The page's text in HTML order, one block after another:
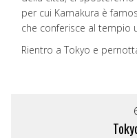
per cui Kamakura è
che conferisce al tempio
Rientro a Tokyo e